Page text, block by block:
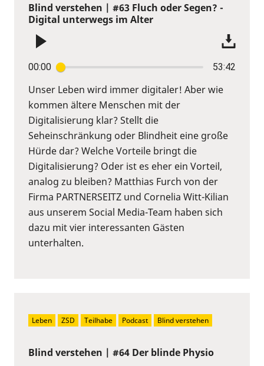
Blind verstehen | #63 Fluch oder Segen? -
Digital unterwegs im Alter
00:00 53:42
Unser Leben wird immer digitaler! Aber wie
kommen ältere Menschen mit der
Digitalisierung klar? Stellt die
Seheinschränkung oder Blindheit eine große
Hürde dar? Welche Vorteile bringt die
Digitalisierung? Oder ist es eher ein Vorteil,
analog zu bleiben? Matthias Furch von der
Firma PARTNERSEITZ und Cornelia Witt-Kilian
aus unserem Social Media-Team haben sich
dazu mit vier interessanten Gästen
unterhalten.
Blind verstehen | #64 Der blinde Physio
Leben ZSD Teilhabe Podcast Blind verstehen